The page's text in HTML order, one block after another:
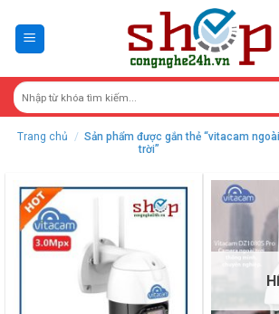
content
Trang chủ / Sản phẩm được gắn thẻ “vitacam ngoài
trời”